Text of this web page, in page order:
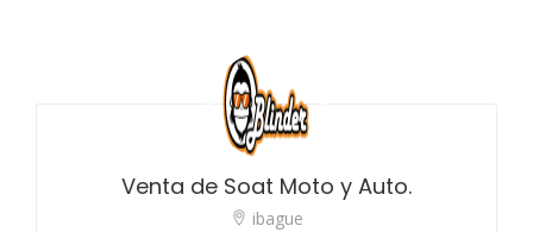
Venta de Soat Moto y Auto.
ibague